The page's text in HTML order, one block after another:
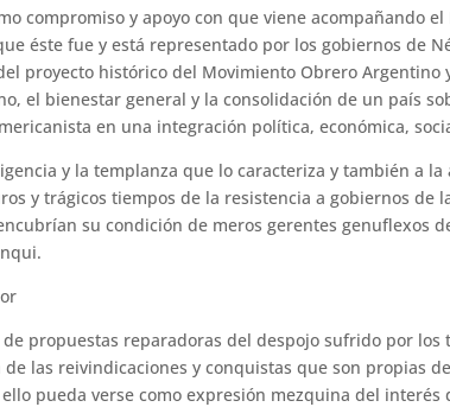
compromiso y apoyo con que viene acompañando
éste fue y está representado por los gobiernos de
proyecto histórico del Movimiento Obrero Argentino
el bienestar general y la consolidación de un país
en una integración política, económica,
y la templanza que lo caracteriza y también a
y trágicos tiempos de la resistencia a gobiernos de
su condición de meros gerentes genuflexos
de propuestas reparadoras del despojo sufrido por
las reivindicaciones y conquistas que son propias
pueda verse como expresión mezquina del